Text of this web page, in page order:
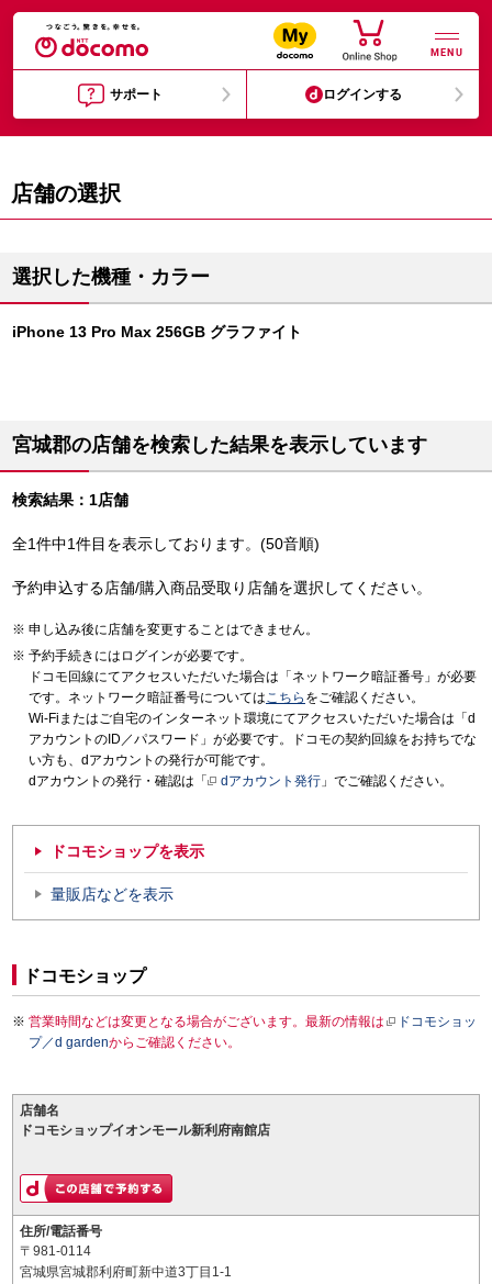
MENU
サポート ログインする
店舗の選択
選択した機種・カラー
iPhone 13 Pro Max 256GB グラファイト
宮城郡の店舗を検索した結果を表示しています
検索結果：1店舗
全1件中1件目を表示しております。(50音順)
予約申込する店舗/購入商品受取り店舗を選択してください。
申し込み後に店舗を変更することはできません。
予約手続きにはログインが必要です。
ドコモ回線にてアクセスいただいた場合は「ネットワーク暗証番号」が必要
です。ネットワーク暗証番号についてはこちら をご確認ください。
Wi-Fiまたはご自宅のインターネット環境にてアクセスいただいた場合は「d
アカウントのID／パスワード」が必要です。ドコモの契約回線をお持ちでな
い方も、dアカウントの発行が可能です。
dアカウントの発行・確認は「
dアカウント発行 」でご確認ください。
ドコモショップを表示
量販店などを表示
ドコモショップ
営業時間などは変更となる場合がございます。最新の情報は
ドコモショッ
プ／d gardenからご確認ください。
店舗名
ドコモショップイオンモール新利府南館店
住所/電話番号
〒981-0114
宮城県宮城郡利府町新中道3丁目1-1